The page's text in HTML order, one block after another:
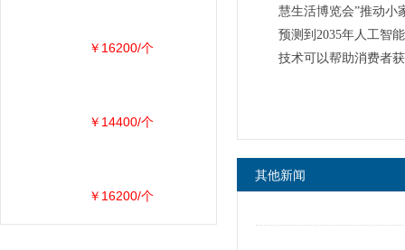
慧生活博览会”推动小
预测到2035年人工智
技术可以帮助消费者
其他新闻
￥16200/个
￥14400/个
￥16200/个